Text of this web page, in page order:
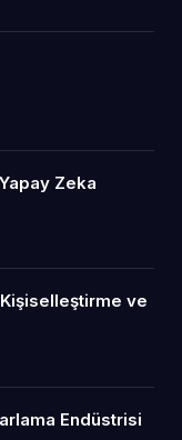
Zeka
ve
Endüstrisi